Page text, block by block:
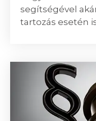
segítségével
tartozás esetén